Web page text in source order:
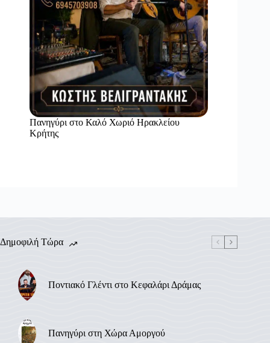
Πανηγύρι στο Καλό Χωριό Ηρακλείου
Κρήτης
Δημοφιλή Τώρα
Ποντιακό Γλέντι στο Κεφαλάρι Δράμας
Πανηγύρι στη Χώρα Αμοργού